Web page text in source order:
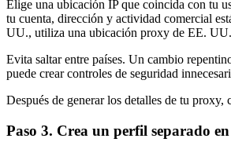
Elige una ubicación IP que coincida con tu
tu cuenta, dirección y actividad comercial
UU., utiliza una ubicación proxy de EE. UU.
Evita saltar entre países. Un cambio
puede crear controles de seguridad
Después de generar los detalles de tu proxy,
Paso 3. Crea un perfil separado